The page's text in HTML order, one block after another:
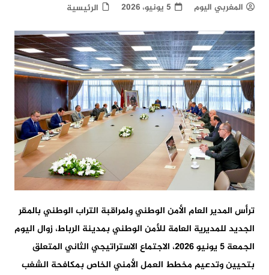
المغربي اليوم 5 يونيو، 2026 الرئيسية
ترأس المدير العام الأمن الوطني ولمراقبة التراب الوطني بالمقر
الجديد للمديرية العامة للأمن الوطني بمدينة الرباط، زوال اليوم
الجمعة 5 يونيو 2026، الاجتماع الاستراتيجي الثاني المتعلق
بتحيين وتدعيم مخطط العمل الأمني الخاص بمكافحة الشغب